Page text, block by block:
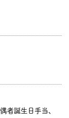
者誕生日手当、